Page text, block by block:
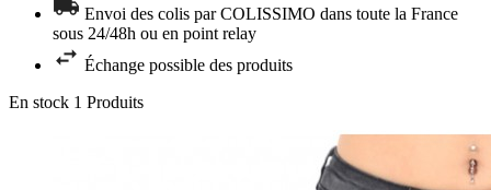
Envoi des colis par COLISSIMO dans toute la France
sous 24/48h ou en point relay
Échange possible des produits
En stock 1 Produits